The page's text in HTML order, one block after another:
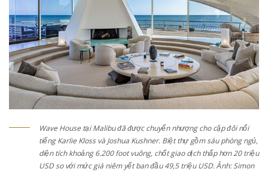
Wave House tại Malibu đã được chuyển nhượng cho cặp đôi nổi
tiếng Karlie Kloss và Joshua Kushner. Biệt thự gồm sáu phòng ngủ,
diện tích khoảng 6.200 foot vuông, chốt giao dịch thấp hơn 20 triệu
USD so với mức giá niêm yết ban đầu 49,5 triệu USD. Ảnh: Simon